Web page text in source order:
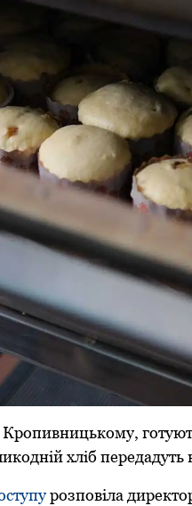
Кропивницькому,
хліб передадуть
розповіла